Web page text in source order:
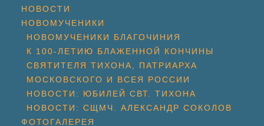
НОВОСТИ
НОВОМУЧЕНИКИ
НОВОМУЧЕНИКИ БЛАГОЧИНИЯ
К 100-ЛЕТИЮ БЛАЖЕННОЙ КОНЧИНЫ
СВЯТИТЕЛЯ ТИХОНА, ПАТРИАРХА
МОСКОВСКОГО И ВСЕЯ РОССИИ
НОВОСТИ: ЮБИЛЕЙ СВТ. ТИХОНА
НОВОСТИ: СЩМЧ. АЛЕКСАНДР СОКОЛОВ
ФОТОГАЛЕРЕЯ